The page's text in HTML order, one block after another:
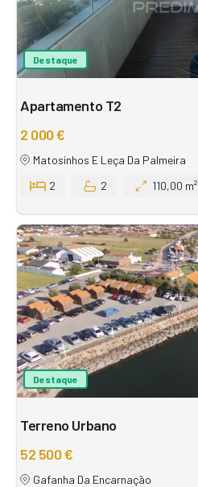
Destaque
Apartamento T2
2 000 €
Matosinhos E Leça Da Palmeira
2
2 110,00 m²
Destaque
Terreno Urbano
52 500 €
Gafanha Da Encarnação